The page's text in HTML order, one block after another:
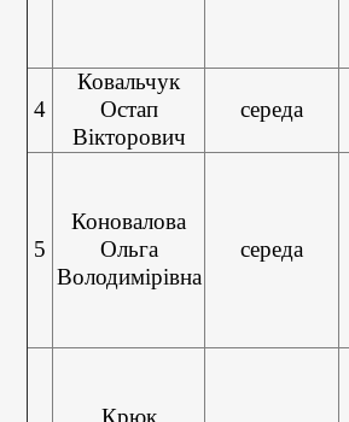
4
Ковальчук
Остап
Вікторович
середа
5
Коновалова
Ольга
Володимірівна
середа
Крюк